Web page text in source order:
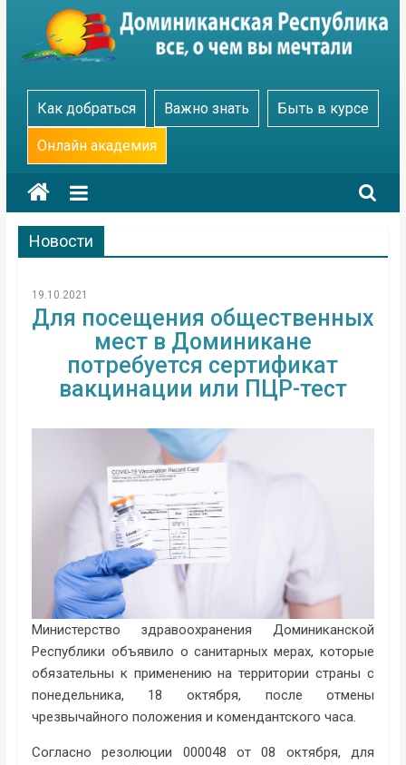
content
Go
Dominicana
Как добраться Важно знать Быть в курсе
Онлайн академия
Новости
19.10.2021
Для посещения общественных
мест в Доминикане
потребуется сертификат
вакцинации или ПЦР-тест
Министерство здравоохранения Доминиканской
Республики объявило о санитарных мерах, которые
обязательны к применению на территории страны с
понедельника, 18 октября, после отмены
чрезвычайного положения и комендантского часа.
Согласно резолюции 000048 от 08 октября, для